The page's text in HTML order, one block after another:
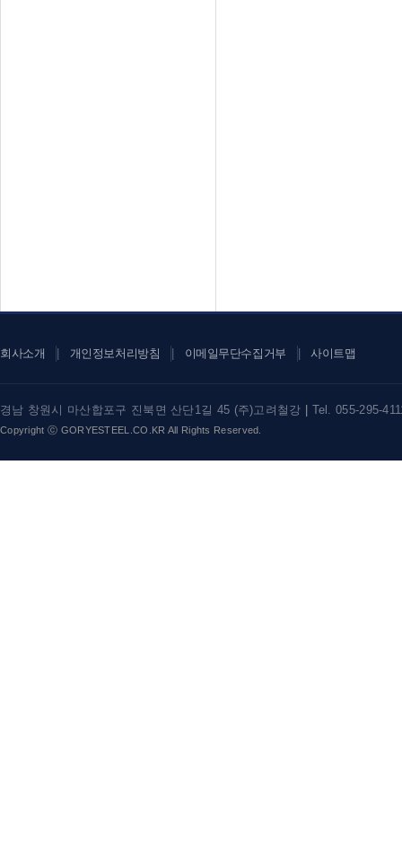
회사소개 개인정보처리방침 이메일무단수집거부 사이트맵
경남 창원시 마산합포구 진북면 산단1길 45 (주)고려철강 Tel. 055-295-
Copyright ⓒ GORYESTEEL.CO.KR All Rights Reserved.